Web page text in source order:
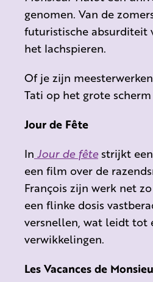
genomen. Van de
futuristische absurditeit
het lachspieren.
Of je zijn
Tati op het grote
Jour de Fête
In Jour de fêtestrijkt een
een film over de
François zijn werk net
een flinke dosis
versnellen, wat leidt tot
verwikkelingen.
Les Vacances de